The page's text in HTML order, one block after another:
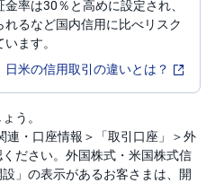
率は30％と高めに設定され、
るなど国内信用に比べリスク
ます。
日米の信用取引の違いとは？
う。
連・口座情報＞「取引口座」＞外
ださい。外国株式・米国株式信
」の表示があるお客さまは、開